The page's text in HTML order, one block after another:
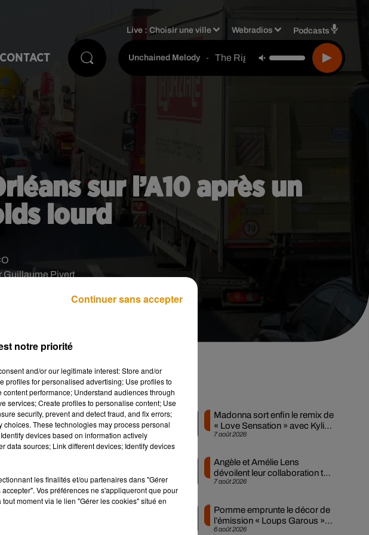
CONTACT
Live :Choisir une ville Webradios Podcasts
Unchained Melody - The Righteous Brothers
sur l’A10 après un
lourd
Guillaume Pivert
en direction
A10 dans le
non des blessés.
de quatre kilomètres
Musique
7 août 2026
Madonna sort enfin le remix de
« Love Sensation » avec Kylie
Minogue
7 août 2026
Angèle et Amélie Lens
dévoilent leur collaboration tant
attendue
6 août 2026
Pomme emprunte le décor de
l’émission « Loups Garous »
pour son...
notre priorité
and/or our legitimate interest: Store and/or
profiles for personalised advertising; Use profiles to
performance; Understand audiences through
services; Create profiles to personalise content; Use
security, prevent and detect fraud, and fix errors;
These technologies may process personal
devices based on information actively
data sources; Link different devices; Identify devices
les finalités et/ou partenaires dans "Gérer
Vos préférences ne s'appliqueront que pour
moment via le lien "Gérer les cookies" situé en
Continuer sans accepter